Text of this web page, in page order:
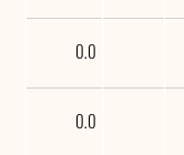
0.0
0.0